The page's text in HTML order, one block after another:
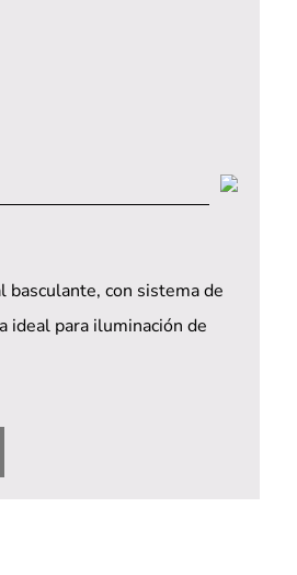
basculante, con sistema de
ideal para iluminación de